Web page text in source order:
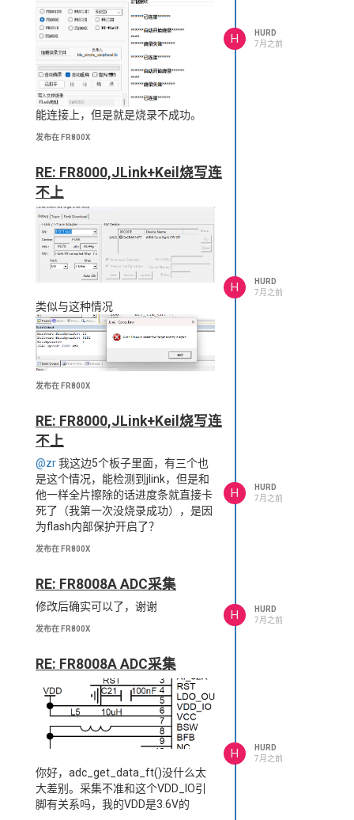
能连接上，但是就是烧录不成功。
发布在 FR800X
H
HURD
7月之前
RE: FR8000,JLink+Keil烧写连
不上
类似与这种情况
发布在 FR800X
H
HURD
7月之前
RE: FR8000,JLink+Keil烧写连
不上
@zr我这边5个板子里面，有三个也
是这个情况，能检测到jlink，但是和
他一样全片擦除的话进度条就直接卡
死了（我第一次没烧录成功），是因
为flash内部保护开启了？
发布在 FR800X
H
HURD
7月之前
RE: FR8008A ADC采集
修改后确实可以了，谢谢
发布在 FR800X
H
HURD
7月之前
RE: FR8008A ADC采集
你好，adc_get_data_ft()没什么太
大差别。采集不准和这个VDD_IO引
脚有关系吗，我的VDD是3.6V的
H
HURD
7月之前